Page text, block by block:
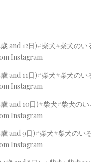
and 12日)#柴犬#柴犬の
Instagram
and 11日)#柴犬#柴犬の
Instagram
and 10日)#柴犬#柴犬の
Instagram
and 9日)#柴犬#柴犬のい
Instagram